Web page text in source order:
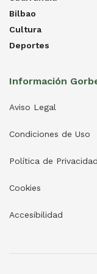
Bilbao
Cultura
Deportes
Información
Aviso Legal
Condiciones de Uso
Política de Privacidad
Cookies
Accesibilidad